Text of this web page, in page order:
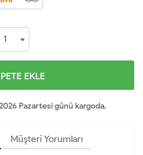
EKLE
Pazartesi günü kargoda.
Müşteri Yorumları